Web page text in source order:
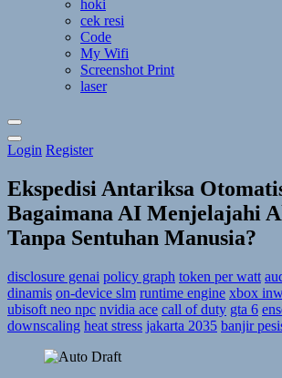
hoki
cek resi
Code
My Wifi
Screenshot Print
laser
Toggle
Theme
Login Register
Ekspedisi Antariksa
Bagaimana AI Menjelajahi
Tanpa Sentuhan Manusia?
disclosure genai policy graph token per watt
dinamis on-device slm runtime engine xbox
ubisoft neo npc nvidia ace call of duty gta 6
downscaling heat stress jakarta 2035 banjir